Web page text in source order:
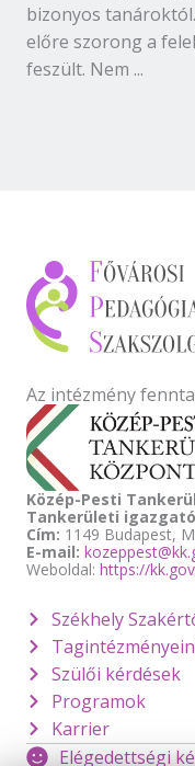
bizonyos
előre szorong a
feszült. Nem ...
Az intézmény
Közép-Pesti
Tankerületi
Cím: 1149 Budapest,
E-mail:
Weboldal: https://
Székhely
Szülői kérdések
Programok
Karrier
Elégedettségi